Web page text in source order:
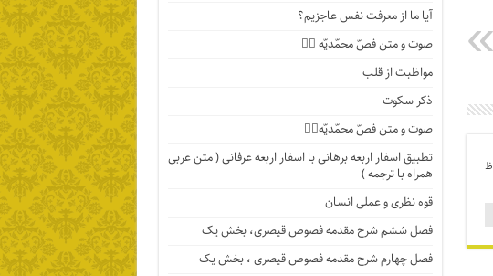
آیا ما از معرفت نفس عاجزیم؟
صوت و متن فصّ محمّدیّه ۲️⃣
مواظبت از قلب
ذکر سکوت
صوت و متن فصّ محمّدیّه۱️⃣
تطبیق اسفار اربعه برهانی با اسفار اربعه عرفانی ( متن عربی
همراه با ترجمه )
قوه نظری و عملی انسان
فصل ششم شرح مقدمه فصوص قیصری، بخش یک
فصل چهارم شرح مقدمه فصوص قیصری ، بخش یک